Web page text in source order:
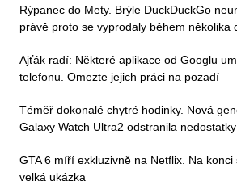
Rýpanec do Mety. Brýle DuckDuckGo
právě proto se vyprodaly během několika
Ajťák radí: Některé aplikace od Googlu
telefonu. Omezte jejich práci na pozadí
Téměř dokonalé chytré hodinky. Nová
Galaxy Watch Ultra2 odstranila
GTA 6 míří exkluzivně na Netflix. Na
velká ukázka